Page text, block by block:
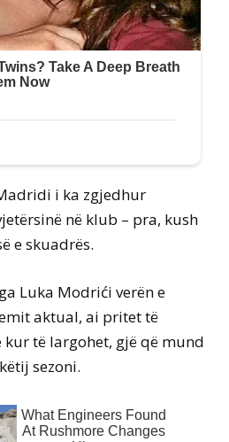
i ka zgjedhur
në klub – pra, kush
e skuadrës.
Luka Modrići verën e
aktual, ai pritet të
kur të largohet, gjë që mund
sezoni.